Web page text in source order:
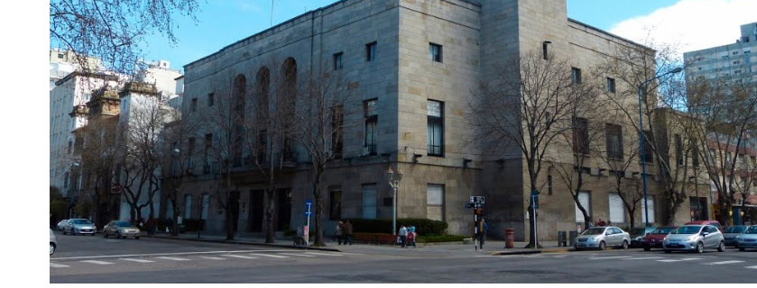
Fotos
Familia
Clasificados
Fúnebres